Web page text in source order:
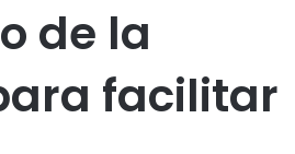
de la
facilitar